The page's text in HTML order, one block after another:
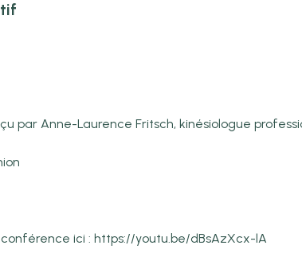
par Anne-Laurence Fritsch, kinésiologue
ici : https://youtu.be/dBsAzXcx-lA